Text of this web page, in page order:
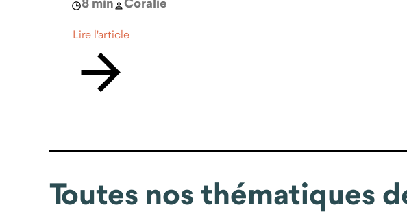
Toutes nos thématiques